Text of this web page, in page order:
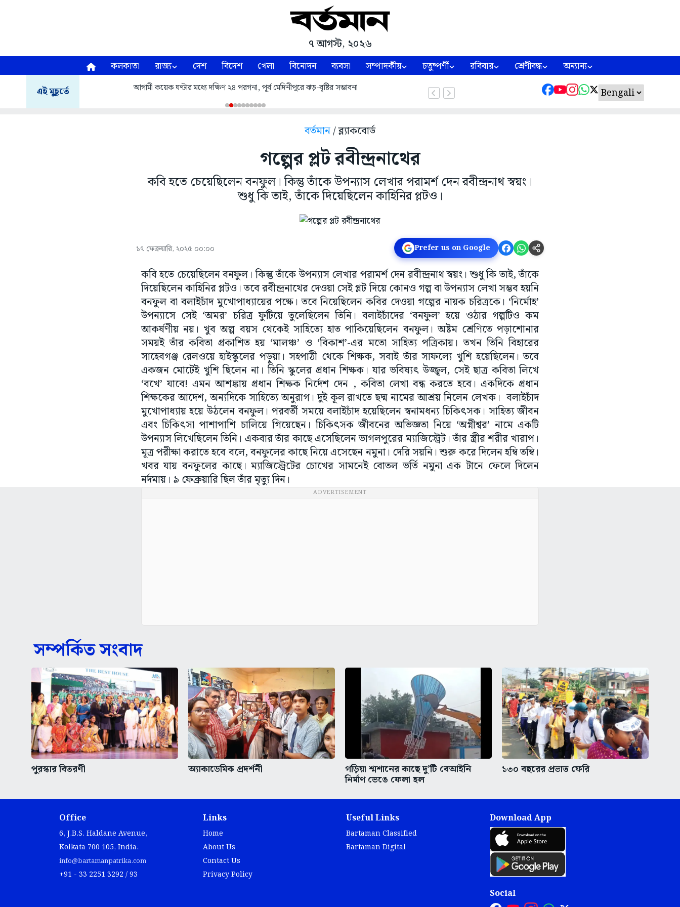
৭ আগস্ট, ২০২৬
কলকাতা রাজ্য দেশ বিদেশ খেলা বিনোদন ব্যবসা সম্পাদকীয় চতুষ্পর্ণী রবিবার শ্রেণীবদ্ধ অন্যান্য
এই মুহূর্তে আগামী কয়েক ঘণ্টার মধ্যে দক্ষিণ ২৪ পরগনা, পূর্ব মেদিনীপুরে ঝড়-বৃষ্টির সম্ভাবনা
বর্তমান/ ব্ল্যাকবোর্ড
গল্পের প্লট রবীন্দ্রনাথের
কবি হতে চেয়েছিলেন বনফুল। কিন্তু তাঁকে উপন্যাস লেখার পরামর্শ দেন রবীন্দ্রনাথ স্বয়ং।
শুধু কি তাই, তাঁকে দিয়েছিলেন কাহিনির প্লটও।
১৭ ফেব্রুয়ারি, ২০২৫ ০০:০০ Prefer us on Google
কবি হতে চেয়েছিলেন বনফুল। কিন্তু তাঁকে উপন্যাস লেখার পরামর্শ দেন রবীন্দ্রনাথ স্বয়ং। শুধু কি তাই, তাঁকে
দিয়েছিলেন কাহিনির প্লটও। তবে রবীন্দ্রনাথের দেওয়া সেই প্লট দিয়ে কোনও গল্প বা উপন্যাস লেখা সম্ভব হয়নি
বনফুল বা বলাইচাঁদ মুখোপাধ্যায়ের পক্ষে। তবে নিয়েছিলেন কবির দেওয়া গল্পের নায়ক চরিত্রকে। ‘নির্মোহ’
উপন্যাসে সেই ‘অমর’ চরিত্র ফুটিয়ে তুলেছিলেন তিনি। বলাইচাঁদের ‘বনফুল’ হয়ে ওঠার গল্পটিও কম
আকর্ষণীয় নয়। খুব অল্প বয়স থেকেই সাহিত্যে হাত পাকিয়েছিলেন বনফুল। অষ্টম শ্রেণিতে পড়াশোনার
সময়ই তাঁর কবিতা প্রকাশিত হয় ‘মালঞ্চ’ ও ‘বিকাশ’-এর মতো সাহিত্য পত্রিকায়। তখন তিনি বিহারের
সাহেবগঞ্জ রেলওয়ে হাইস্কুলের পড়ুয়া। সহপাঠী থেকে শিক্ষক, সবাই তাঁর সাফল্যে খুশি হয়েছিলেন। তবে
একজন মোটেই খুশি ছিলেন না। তিনি স্কুলের প্রধান শিক্ষক। যার ভবিষ্যৎ উজ্জ্বল, সেই ছাত্র কবিতা লিখে
‘বখে’ যাবে! এমন আশঙ্কায় প্রধান শিক্ষক নির্দেশ দেন , কবিতা লেখা বন্ধ করতে হবে। একদিকে প্রধান
শিক্ষকের আদেশ, অন্যদিকে সাহিত্যে অনুরাগ। দুই কূল রাখতে ছদ্ম নামের আশ্রয় নিলেন লেখক। বলাইচাঁদ
মুখোপাধ্যায় হয়ে উঠলেন বনফুল। পরবর্তী সময়ে বলাইচাঁদ হয়েছিলেন স্বনামধন্য চিকিৎসক। সাহিত্য জীবন
এবং চিকিৎসা পাশাপাশি চালিয়ে গিয়েছেন। চিকিৎসক জীবনের অভিজ্ঞতা নিয়ে ‘অগ্নীশ্বর’ নামে একটি
উপন্যাস লিখেছিলেন তিনি। একবার তাঁর কাছে এসেছিলেন ভাগলপুরের ম্যাজিস্ট্রেট। তাঁর স্ত্রীর শরীর খারাপ।
মূত্র পরীক্ষা করাতে হবে বলে, বনফুলের কাছে নিয়ে এসেছেন নমুনা। দেরি সয়নি। শুরু করে দিলেন হম্বি তম্বি।
খবর যায় বনফুলের কাছে। ম্যাজিস্ট্রেটের চোখের সামনেই বোতল ভর্তি নমুনা এক টানে ফেলে দিলেন
নর্দমায়। ৯ ফেব্রুয়ারি ছিল তাঁর মৃত্যু দিন।
ADVERTISEMENT
সম্পর্কিত সংবাদ
পুরস্কার বিতরণী অ্যাকাডেমিক প্রদর্শনী গড়িয়া শ্মশানের কাছে দু’টি বেআইনি
নির্মাণ ভেঙে ফেলা হল
১৩০ বছরের প্রভাত ফেরি
Office
6, J.B.S. Haldane Avenue,
Kolkata 700 105, India.
info@bartamanpatrika.com
+91 - 33 2251 3292 / 93
Links
Home
About Us
Contact Us
Privacy Policy
Useful Links
Bartaman Classified
Bartaman Digital
Download App
Social